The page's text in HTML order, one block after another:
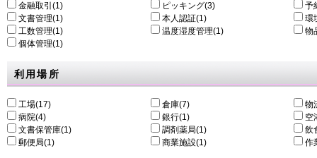
金融取引(1)
ピッキング(3)
予
文書管理(1)
本人認証(1)
環
工数管理(1)
温度湿度管理(1)
物
個体管理(1)
利用場所
工場(17) 倉庫(7)
物
病院(4)
銀行(1)
空
文書保管庫(1)
調剤薬局(1)
飲
郵便局(1)
商業施設(1) 作